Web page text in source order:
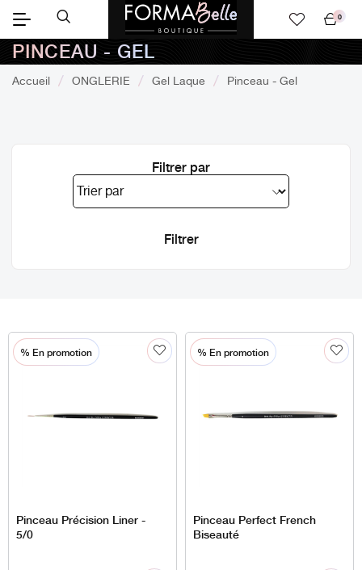
panier
0
PINCEAU - GEL
Accueil ONGLERIE Gel Laque Pinceau - Gel
Filtrer par
% En promotion
Pinceau Précision Liner -
5/0
% En promotion
Pinceau Perfect French
Biseauté